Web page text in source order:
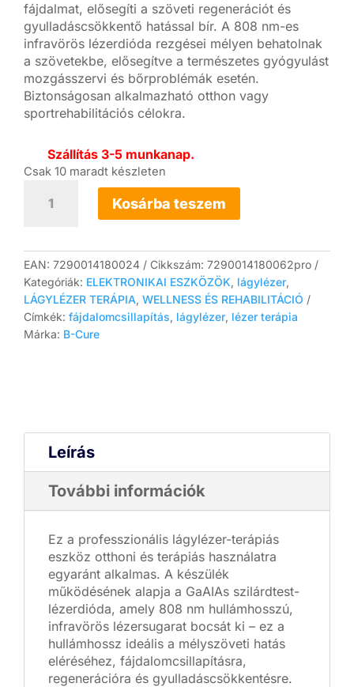
fájdalmat, elősegíti a szöveti regenerációt és
gyulladáscsökkentő hatással bír. A 808 nm-es
infravörös lézerdióda rezgései mélyen behatolnak
a szövetekbe, elősegítve a természetes gyógyulást
mozgásszervi és bőrproblémák esetén.
Biztonságosan alkalmazható otthon vagy
sportrehabilitációs célokra.
Szállítás 3-5 munkanap.
Csak 10 maradt készleten
Cure
Pro
lágylézer
készülék
mennyiség
Kosárba teszem
EAN: 7290014180024 Cikkszám: 7290014180062pro
Kategóriák: ELEKTRONIKAI ESZKÖZÖK, lágylézer,
LÁGYLÉZER TERÁPIA, WELLNESS ÉS REHABILITÁCIÓ
Címkék: fájdalomcsillapítás, lágylézer, lézer terápia
Márka: B-Cure
Leírás
További információk
Ez a professzionális lágylézer-terápiás
eszköz otthoni és terápiás használatra
egyaránt alkalmas. A készülék
működésének alapja a GaAIAs szilárdtest-
lézerdióda, amely 808 nm hullámhosszú,
infravörös lézersugarat bocsát ki – ez a
hullámhossz ideális a mélyszöveti hatás
eléréséhez, fájdalomcsillapításra,
regenerációra és gyulladáscsökkentésre.